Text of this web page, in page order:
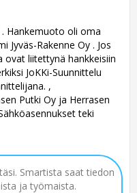
Hankemuoto oli oma
Jyväs-Rakenne Oy . Jos
liitettynä hankkeisiin
JoKKi-Suunnittelu
,
Putki Oy ja Herrasen
teki
Smartista saat tiedon
ja työmaista.